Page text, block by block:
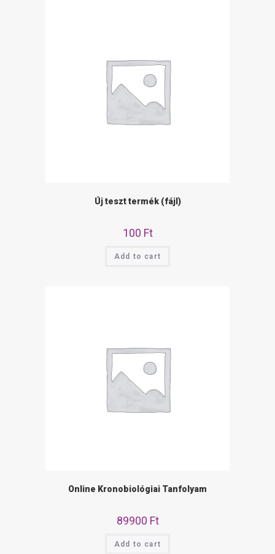
Új teszt termék (fájl)
100 Ft
Add to cart
Online Kronobiológiai Tanfolyam
89900 Ft
Add to cart